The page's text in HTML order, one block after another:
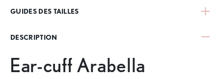
GUIDES DES TAILLES
DESCRIPTION
Ear-cuff Arabella